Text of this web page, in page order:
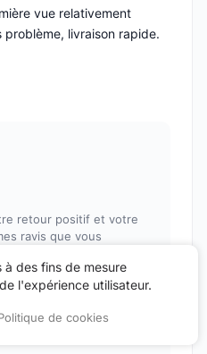
vue relativement
livraison rapide.
retour positif et votre
ravis que vous
Votre satisfaction
espérons vous revoir
à des fins de mesure
l'expérience utilisateur.
de cookies